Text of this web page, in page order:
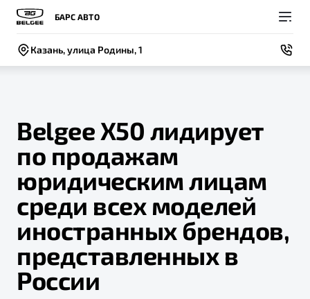
БАРС АВТО
Казань, улица Родины, 1
Модели
Новый
X50+
Покупателям
ВЫБОР И ПОКУПКА
Автомобили в наличии
Спецпредложения и Акции
Записаться на тест-драйв
Владельцам
СЕРВИС
Записаться на сервис
Руководство по эксплуатации
Техническое обслуживание
Калькулятор ТО
О компании
СОБЫТИЯ
Новости
Контакты
BELGEE В РОССИИ
Belgee X50 лидирует
по продажам
юридическим лицам
среди всех моделей
иностранных брендов,
представленных в
России